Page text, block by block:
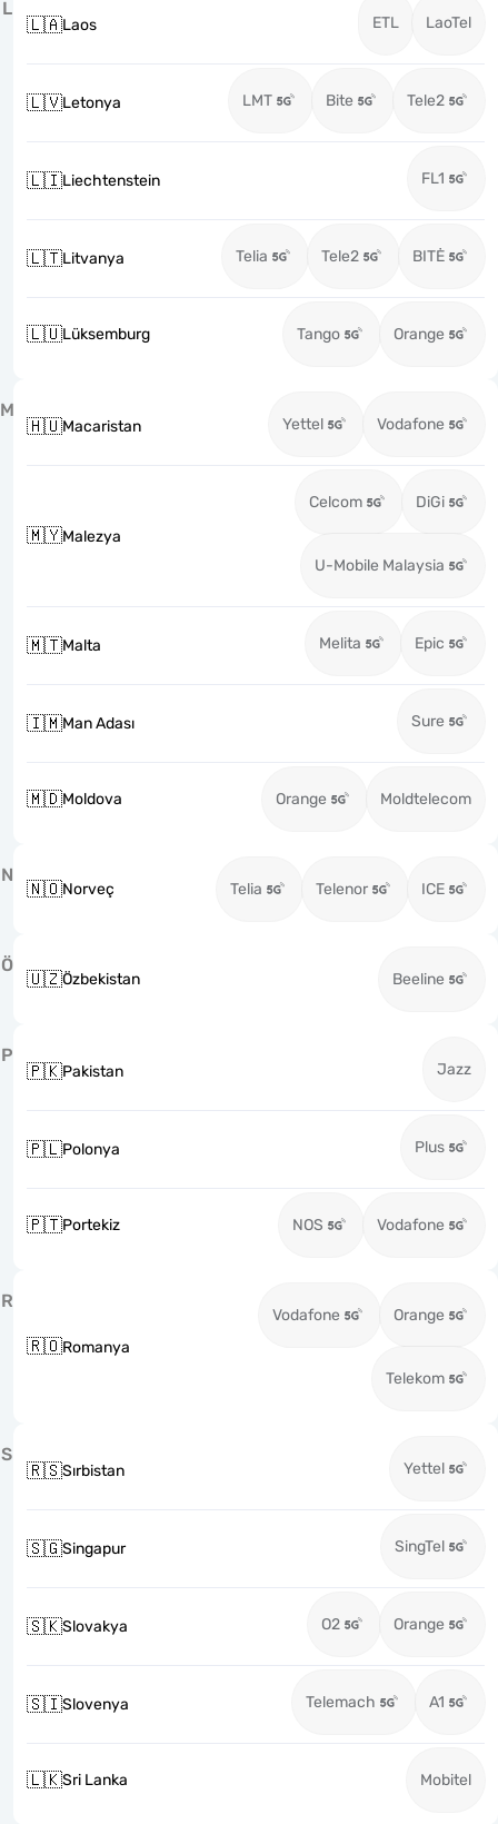
L
🇱🇦Laos ETL LaoTel
🇱🇻Letonya LMT Bite Tele2
🇱🇮Liechtenstein FL1
🇱🇹Litvanya Telia Tele2 BITĖ
🇱🇺Lüksemburg Tango Orange
M
🇭🇺Macaristan Yettel Vodafone
🇲🇾Malezya
Celcom DiGi
U-Mobile Malaysia
🇲🇹Malta Melita Epic
🇮🇲Man Adası Sure
🇲🇩Moldova Orange Moldtelecom
N
🇳🇴Norveç Telia Telenor ICE
Ö
🇺🇿Özbekistan Beeline
P
🇵🇰Pakistan Jazz
🇵🇱Polonya Plus
🇵🇹Portekiz NOS Vodafone
R
🇷🇴Romanya
Vodafone Orange
Telekom
S
🇷🇸Sırbistan Yettel
🇸🇬Singapur SingTel
🇸🇰Slovakya O2 Orange
🇸🇮Slovenya Telemach A1
🇱🇰Sri Lanka Mobitel